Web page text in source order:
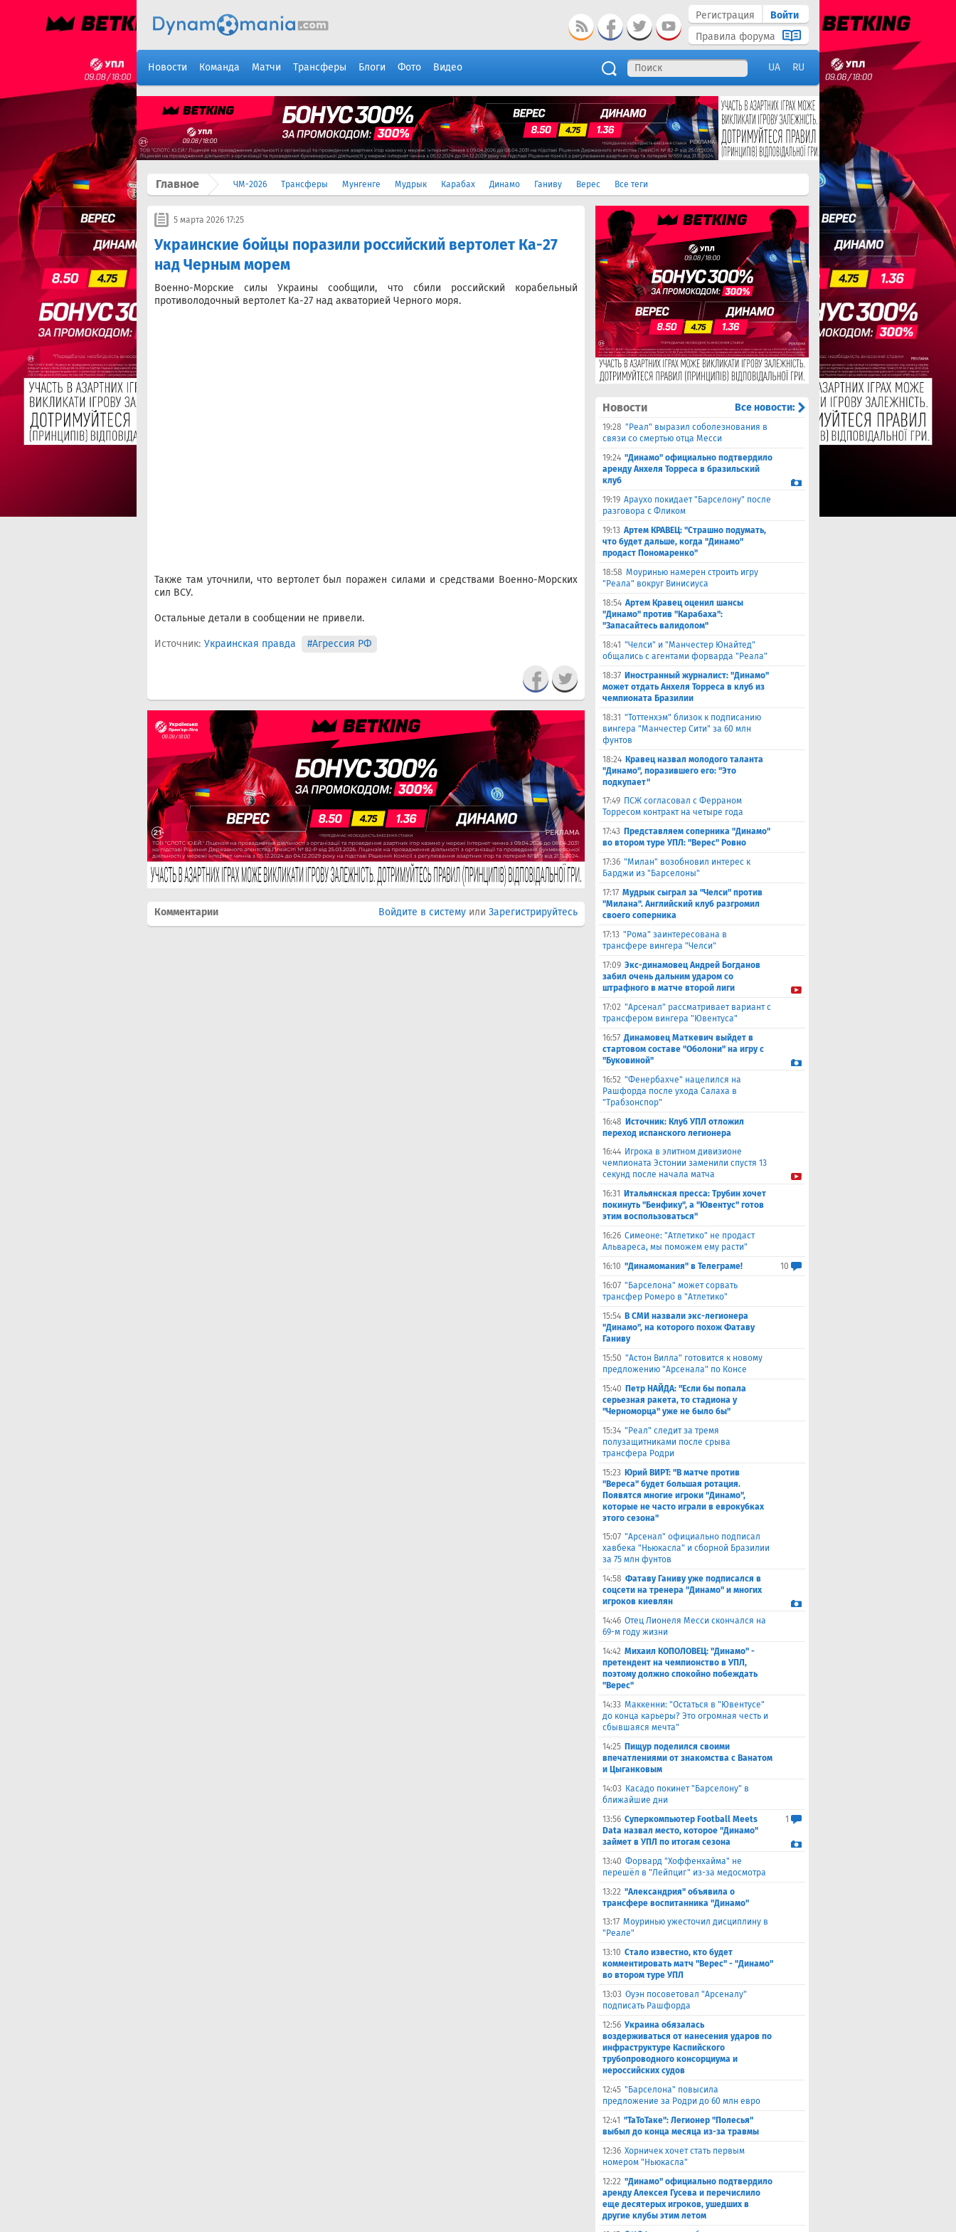
Регистрация
Войти
Правила форума
Новости Команда Матчи Трансферы Блоги Фото Видео UA RU
Главное ЧМ-2026 Трансферы Мунгенге Мудрык Карабах Динамо Ганиву Верес Все теги
5 марта 2026 17:25
Украинские бойцы поразили российский вертолет Ка-27
над Черным морем
Военно-Морские силы Украины сообщили, что сбили российский корабельный
противолодочный вертолет Ка-27 над акваторией Черного моря.
Также там уточнили, что вертолет был поражен силами и средствами Военно-Морских
сил ВСУ.
Остальные детали в сообщении не привели.
Источник: Украинская правда #Агрессия РФ
Комментарии Войдите в систему или Зарегистрируйтесь
Новости Все новости:
19:28 "Реал" выразил соболезнования в
связи со смертью отца Месси
19:24 "Динамо" официально подтвердило
аренду Анхеля Торреса в бразильский
клуб
19:19 Араухо покидает "Барселону" после
разговора с Фликом
19:13 Артем КРАВЕЦ: "Страшно подумать,
что будет дальше, когда "Динамо"
продаст Пономаренко"
18:58 Моуринью намерен строить игру
"Реала" вокруг Винисиуса
18:54 Артем Кравец оценил шансы
"Динамо" против "Карабаха":
"Запасайтесь валидолом"
18:41 "Челси" и "Манчестер Юнайтед"
общались с агентами форварда "Реала"
18:37 Иностранный журналист: "Динамо"
может отдать Анхеля Торреса в клуб из
чемпионата Бразилии
18:31 "Тоттенхэм" близок к подписанию
вингера "Манчестер Сити" за 60 млн
фунтов
18:24 Кравец назвал молодого таланта
"Динамо", поразившего его: "Это
подкупает"
17:49 ПСЖ согласовал с Ферраном
Торресом контракт на четыре года
17:43 Представляем соперника "Динамо"
во втором туре УПЛ: "Верес" Ровно
17:36 "Милан" возобновил интерес к
Барджи из "Барселоны"
17:17 Мудрык сыграл за "Челси" против
"Милана". Английский клуб разгромил
своего соперника
17:13 "Рома" заинтересована в
трансфере вингера "Челси"
17:09 Экс-динамовец Андрей Богданов
забил очень дальним ударом со
штрафного в матче второй лиги
17:02 "Арсенал" рассматривает вариант с
трансфером вингера "Ювентуса"
16:57 Динамовец Маткевич выйдет в
стартовом составе "Оболони" на игру с
"Буковиной"
16:52 "Фенербахче" нацелился на
Рашфорда после ухода Салаха в
"Трабзонспор"
16:48 Источник: Клуб УПЛ отложил
переход испанского легионера
16:44 Игрока в элитном дивизионе
чемпионата Эстонии заменили спустя 13
секунд после начала матча
16:31
Итальянская пресса: Трубин хочет
покинуть "Бенфику", а "Ювентус" готов
этим воспользоваться"
16:26 Симеоне: "Атлетико" не продаст
Альвареса, мы поможем ему расти"
16:10 "Динамомания" в Телеграме!
10
16:07 "Барселона" может сорвать
трансфер Ромеро в "Атлетико"
15:54 В СМИ назвали экс-легионера
"Динамо", на которого похож Фатаву
Ганиву
15:50 "Астон Вилла" готовится к новому
предложению "Арсенала" по Консе
15:40 Петр НАЙДА: "Если бы попала
серьезная ракета, то стадиона у
"Черноморца" уже не было бы"
15:34 "Реал" следит за тремя
полузащитниками после срыва
трансфера Родри
15:23 Юрий ВИРТ: "В матче против
"Вереса" будет большая ротация.
Появятся многие игроки "Динамо",
которые не часто играли в еврокубках
этого сезона"
15:07 "Арсенал" официально подписал
хавбека "Ньюкасла" и сборной Бразилии
за 75 млн фунтов
14:58 Фатаву Ганиву уже подписался в
соцсети на тренера "Динамо" и многих
игроков киевлян
14:46 Отец Лионеля Месси скончался на
69-м году жизни
14:42 Михаил КОПОЛОВЕЦ: "Динамо" -
претендент на чемпионство в УПЛ,
поэтому должно спокойно побеждать
"Верес"
14:33 Маккенни: "Остаться в "Ювентусе"
до конца карьеры? Это огромная честь и
сбывшаяся мечта"
14:25 Пищур поделился своими
впечатлениями от знакомства с Ванатом
и Цыганковым
14:03 Касадо покинет "Барселону" в
ближайшие дни
13:56 Суперкомпьютер Football Meets
Data назвал место, которое "Динамо"
займет в УПЛ по итогам сезона
1
13:40 Форвард "Хоффенхайма" не
перешёл в "Лейпциг" из-за медосмотра
13:22 "Александрия" объявила о
трансфере воспитанника "Динамо"
13:17 Моуринью ужесточил дисциплину в
"Реале"
13:10 Стало известно, кто будет
комментировать матч "Верес" - "Динамо"
во втором туре УПЛ
13:03 Оуэн посоветовал "Арсеналу"
подписать Рашфорда
12:56 Украина обязалась
воздерживаться от нанесения ударов по
инфраструктуре Каспийского
трубопроводного консорциума и
нероссийских судов
12:45 "Барселона" повысила
предложение за Родри до 60 млн евро
12:41 "ТаТоТаке": Легионер "Полесья"
выбыл до конца месяца из-за травмы
12:36 Хорничек хочет стать первым
номером "Ньюкасла"
12:22 "Динамо" официально подтвердило
аренду Алексея Гусева и перечислило
еще десятерых игроков, ушедших в
другие клубы этим летом